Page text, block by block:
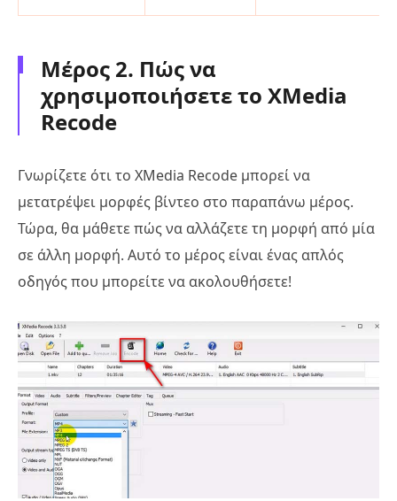
Μέρος 2. Πώς να
χρησιμοποιήσετε το XMedia
Recode
Γνωρίζετε ότι το XMedia Recode μπορεί να
μετατρέψει μορφές βίντεο στο παραπάνω μέρος.
Τώρα, θα μάθετε πώς να αλλάζετε τη μορφή από μία
σε άλλη μορφή. Αυτό το μέρος είναι ένας απλός
οδηγός που μπορείτε να ακολουθήσετε!